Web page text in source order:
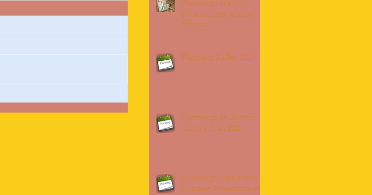
Plannings annuels
pour adultes, ados et
enfants
Planning Juillet 2024
Plannings de Janvier
jusqu’à Juin 2024
Plannings Septembre,
Octobre, Novembre et